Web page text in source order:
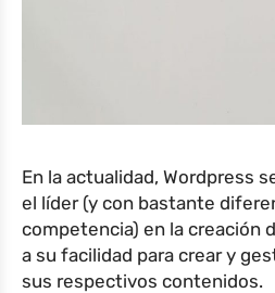
En la actualidad, Wordpress
el líder (y con bastante
competencia) en la creación
a su facilidad para crear y
sus respectivos contenidos.